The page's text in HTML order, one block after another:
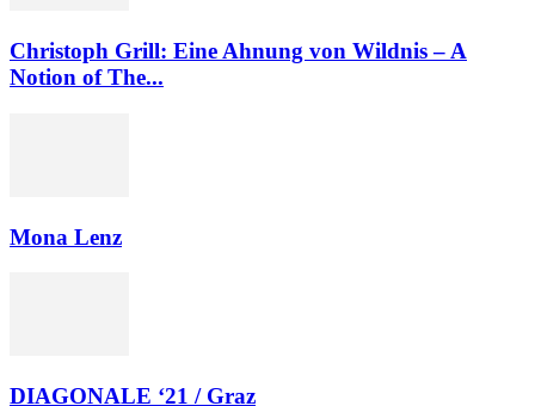
Christoph Grill: Eine Ahnung von Wildnis – A
Notion of The...
Mona Lenz
DIAGONALE ‘21 / Graz